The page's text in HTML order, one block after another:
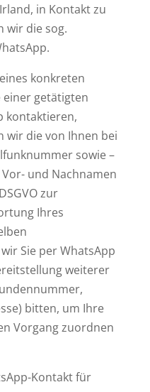
in Kontakt zu
wir die sog.
konkreten
einer getätigten
kontaktieren,
wir die von Ihnen bei
sowie –
und Nachnamen
zur
Ihres
Sie per WhatsApp
weiterer
bitten, um Ihre
Vorgang zuordnen
Kontakt für